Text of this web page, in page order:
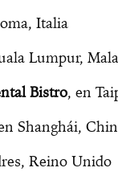
Italia
Lumpur,
Bistro, en
Shanghái,
Reino Unido